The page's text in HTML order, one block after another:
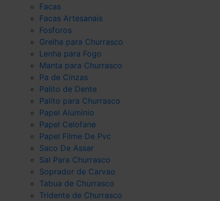
Facas
Facas Artesanais
Fosforos
Grelha para Churrasco
Lenha para Fogo
Manta para Churrasco
Pa de Cinzas
Palito de Dente
Palito para Churrasco
Papel Aluminio
Papel Celofane
Papel Filme De Pvc
Saco De Assar
Sal Para Churrasco
Soprador de Carvao
Tabua de Churrasco
Tridente de Churrasco